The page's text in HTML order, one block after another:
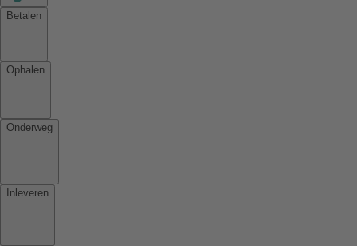
Betalen
Ophalen
Onderweg
Inleveren